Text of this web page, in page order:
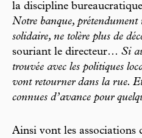
la discipline
Notre banque, prétendument
solidaire, ne tolère plus de
souriant le directeur… Si
trouvée avec les politiques
vont retourner dans la rue. Et
connues d’avance pour
Ainsi vont les associations